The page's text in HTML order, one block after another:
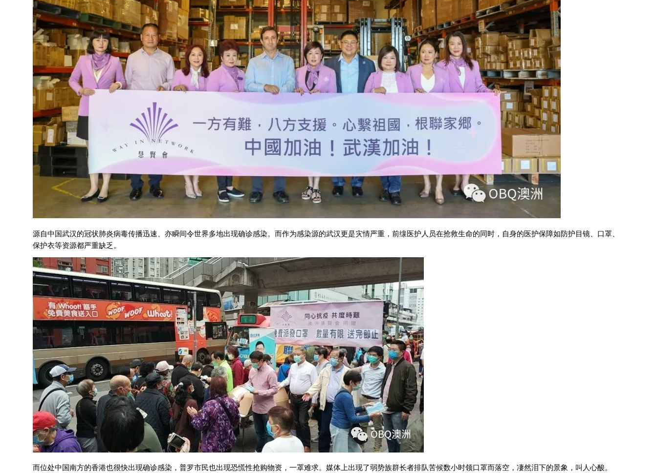
源自中国武汉的冠状肺炎病毒传播迅速、亦瞬间令世界多地出现确诊感染。而作为感染源的武汉更是灾情严重，前缐医护人员在抢救生命的同时，自身的医护保障如防护目镜、口罩、
保护衣等资源都严重缺乏。
而位处中国南方的香港也很快出现确诊感染，普罗市民也出现恐慌性抢购物资，一罩难求。媒体上出现了弱势族群长者排队苦候数小时领口罩而落空，凄然泪下的景象，叫人心酸。